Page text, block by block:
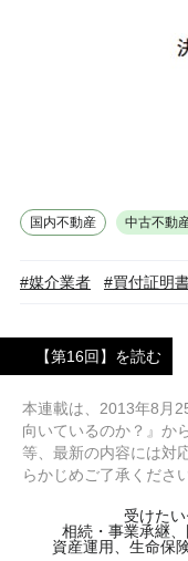
国内不動産 中古不動
#媒介業者 #買付証明
【第16回】を読む
本連載は、2013年8月
向いているのか？』か
等、最新の内容には対
らかじめご了承ください
受けた
相続・事業承継
資産運用、生命保